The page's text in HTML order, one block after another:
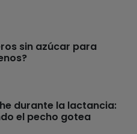
sin azúcar para
durante la lactancia:
el pecho gotea